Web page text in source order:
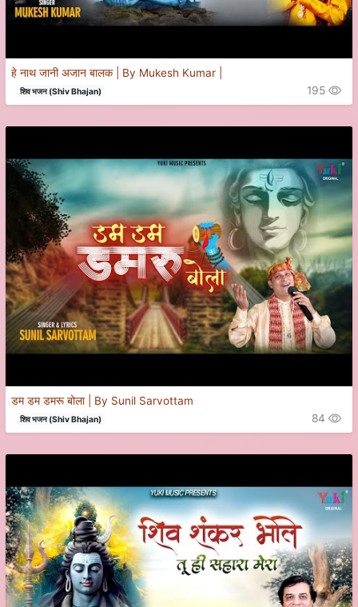
हे नाथ जानी अजान बालक | By Mukesh Kumar |
शिव भजन (Shiv Bhajan) 195
डम डम डमरू बोला | By Sunil Sarvottam
शिव भजन (Shiv Bhajan) 84